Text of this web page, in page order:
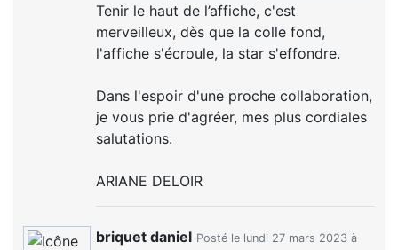
Tenir le haut de l’affiche, c'est
merveilleux, dès que la colle fond,
l'affiche s'écroule, la star s'effondre.
Dans l'espoir d'une proche collaboration,
je vous prie d'agréer, mes plus cordiales
salutations.
ARIANE DELOIR
briquet daniel Posté le lundi 27 mars 2023 à